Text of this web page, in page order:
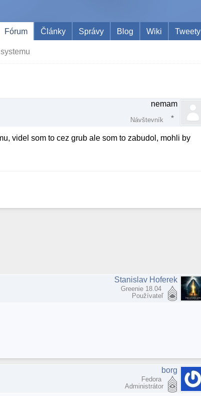
Fórum
Články Správy Blog Wiki Tweety
nemam
Návštevník
videl som to cez grub ale som to zabudol, mohli by
Stanislav Hoferek
Greenie 18.04
Používateľ
borg
Fedora
Administrátor